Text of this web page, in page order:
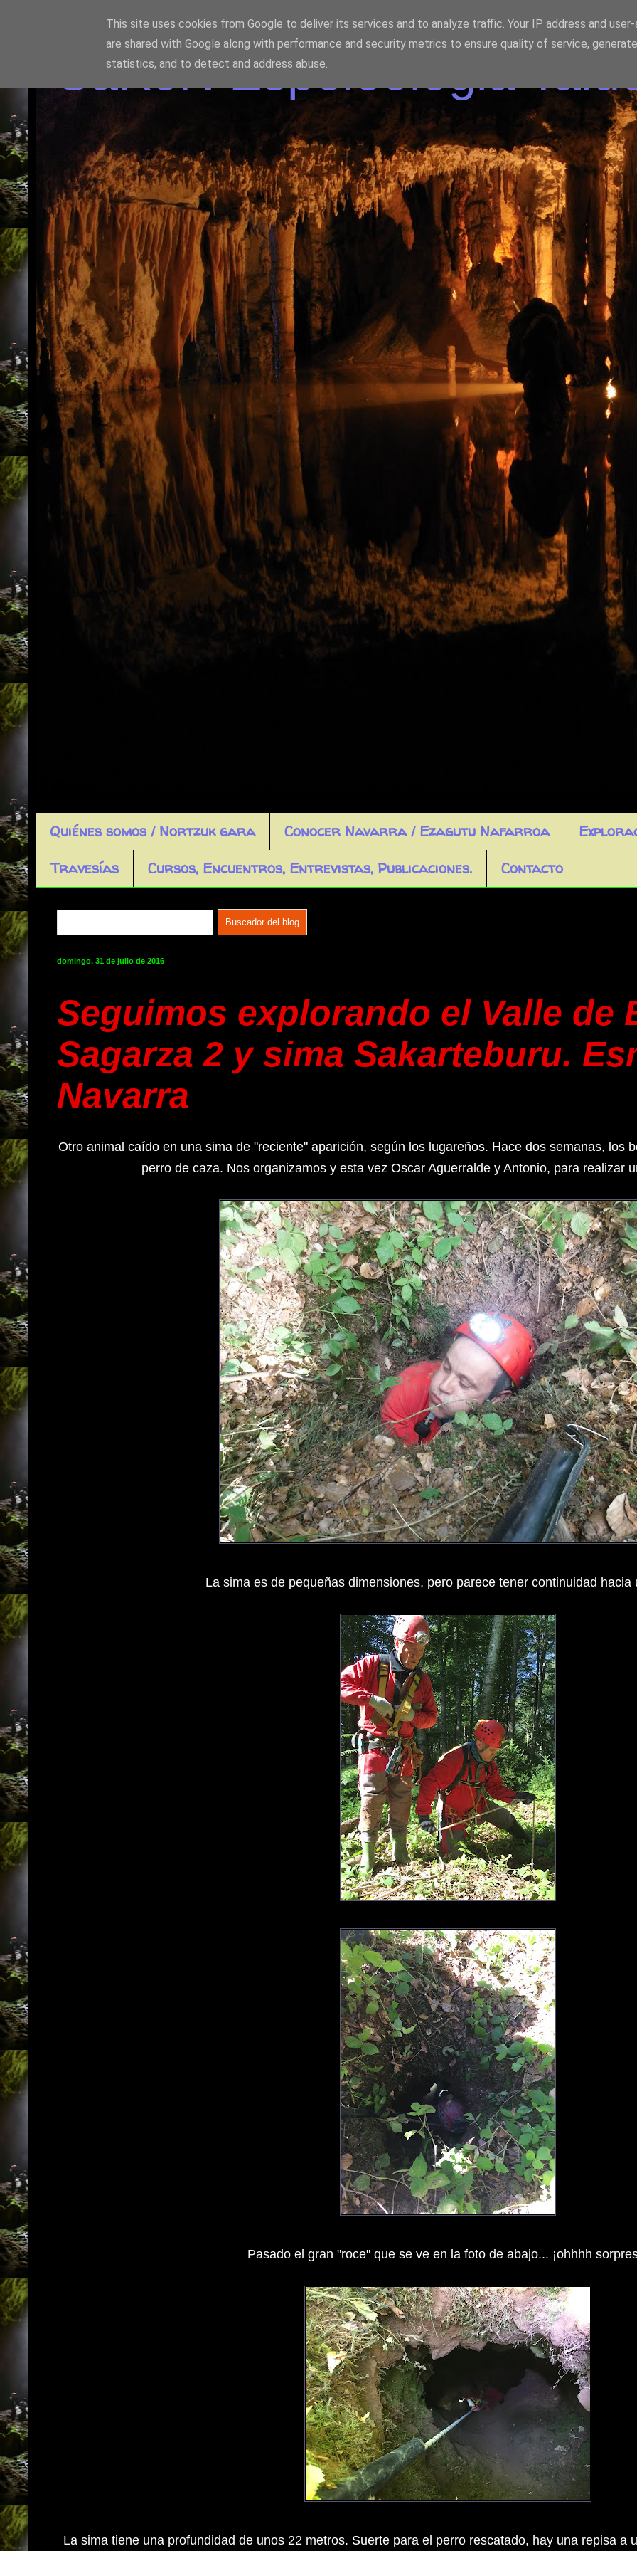
SaKoN Espeleologia
Quiénes somos / Nortzuk gara Conocer Navarra / Ezagutu Nafarroa
Travesías
Cursos, Encuentros, Entrevistas, Publicaciones. Contacto
domingo, 31 de julio de 2016
Seguimos explorando el Valle de
Sagarza 2 y sima Sakarteburu.
Navarra
Otro animal caído en una sima de "reciente" aparición, según los lugareños. Hace dos semanas, los
perro de caza. Nos organizamos y esta vez Oscar Aguerralde y Antonio, para realizar
La sima es de pequeñas dimensiones, pero parece tener continuidad hacia
Pasado el gran "roce" que se ve en la foto de abajo... ¡ohhhh
La sima tiene una profundidad de unos 22 metros. Suerte para el perro rescatado, hay una repisa a
This site uses cookies from Google to deliver its services and to analyze traffic. Your IP address and
are shared with Google along with performance and security metrics to ensure quality of service,
statistics, and to detect and address abuse.